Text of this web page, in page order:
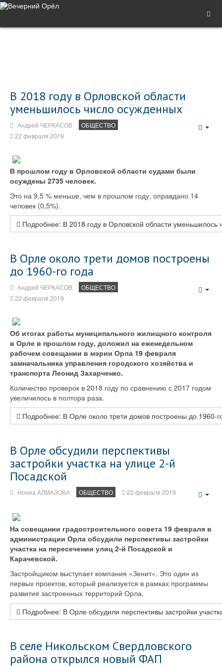
В 2018 году в Орловской области
уменьшилось число осужденных
Андрей ЧЕРКАСОВ
ОБЩЕСТВО
22 февраля 2019
В прошлом году в Орловской области судами были
осуждены 2735 человек.
Это на 9,5 % меньше, чем в прошлом году, оправдано 14
человек (0,5%).
Подробнее: В 2018 году в Орловской области уменьшилось
В Орле около трети домов построены
до 1960-го года
Андрей ЧЕРКАСОВ
ОБЩЕСТВО
22 февраля 2019
Об итогах работы муниципального жилищного контроля
в Орле в прошлом году, доложил на еженедельном
рабочем совещании в мэрии Орла 19 февраля
замначальника управления городского хозяйства и
транспорта Леонид Захарченко.
Количество проверок в 2018 году по сравнению с 2017 годом
увеличилось в полтора раза.
Подробнее: В Орле около трети домов построены до 1960-
В Орле обсудили перспективы
застройки участка на улице 2-й
Посадской
Нонна АЛМАЗОВА ОБЩЕСТВО 22 февраля 2019
На совещании градостроительного совета 19 февраля в
администрации Орла обсудили перспективы застройки
участка на пересечении улиц 2-й Посадской и
Карачевской.
Застройщиком выступает компания «Зенит». Это один из
первых проектов, который реализуется в рамках программы
развития застроенных территорий Орла.
Подробнее: В Орле обсудили перспективы застройки
В селе Никольском Свердловского
района открылся новый ФАП